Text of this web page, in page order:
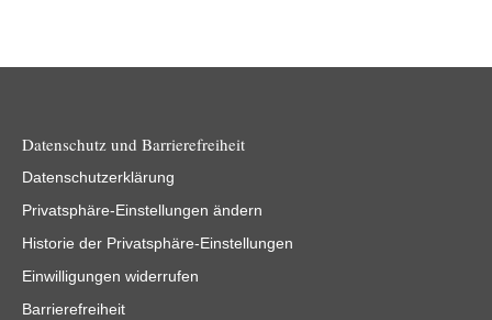
Datenschutz und Barrierefreiheit
Datenschutzerklärung
Privatsphäre-Einstellungen ändern
Historie der Privatsphäre-Einstellungen
Einwilligungen widerrufen
Barrierefreiheit